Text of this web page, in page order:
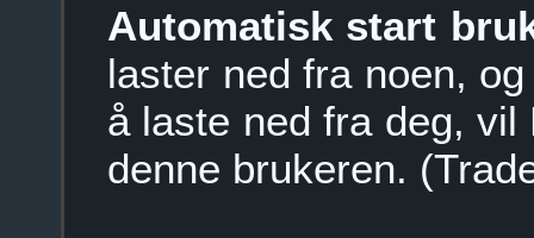
Automatisk start
laster ned fra noen,
å laste ned fra deg,
denne brukeren.